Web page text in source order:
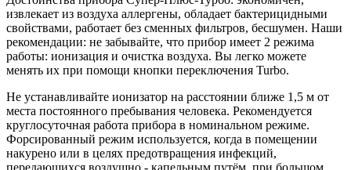
извлекает из воздуха аллергены, обладает бактерицидными
свойствами, работает без сменных фильтров, бесшумен. Наши
рекомендации: не забывайте, что прибор имеет 2 режима
работы: ионизация и очистка воздуха. Вы легко можете
менять их при помощи кнопки переключения Turbo.
Не устанавливайте ионизатор на расстоянии ближе 1,5 м от
места постоянного пребывания человека. Рекомендуется
круглосуточная работа прибора в номинальном режиме.
Форсированный режим используется, когда в помещении
накурено или в целях предотвращения инфекций,
передающихся воздушно - капельным путём, при большом